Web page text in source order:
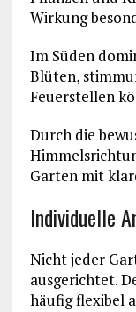
Wirkung
Im Süden
Blüten,
Feuerstellen
Durch die
Garten mit
Individuelle
Nicht jeder
ausgerichtet.
häufig flexibel